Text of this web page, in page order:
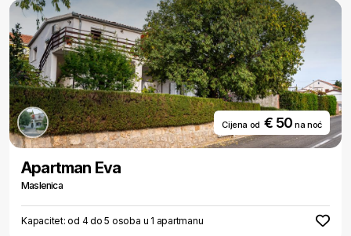
Cijena od € 50na noć
Apartman Eva
Maslenica
Kapacitet: od 4 do 5 osoba u 1 apartmanu